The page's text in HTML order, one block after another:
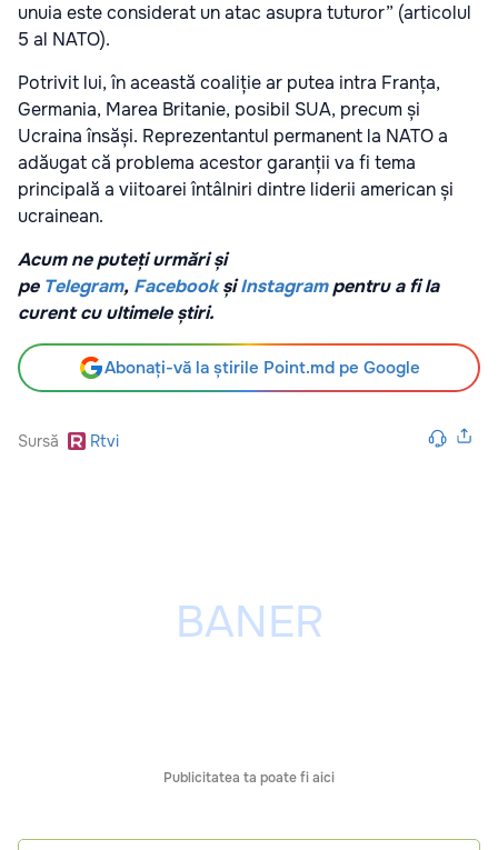
unuia este considerat un atac asupra tuturor” (articolul
5 al NATO).
Potrivit lui, în această coaliție ar putea intra Franța,
Germania, Marea Britanie, posibil SUA, precum și
Ucraina însăși. Reprezentantul permanent la NATO a
adăugat că problema acestor garanții va fi tema
principală a viitoarei întâlniri dintre liderii american și
ucrainean.
Acum ne puteți urmări și
pe Telegram, Facebook șiInstagrampentru a fi la
curent cu ultimele știri.
Abonați-vă la știrile Point.md pe Google
Sursă Rtvi
Publicitatea ta poate fi aici